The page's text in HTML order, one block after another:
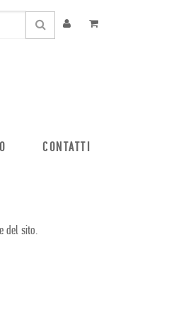
CONTATTI
del sito.